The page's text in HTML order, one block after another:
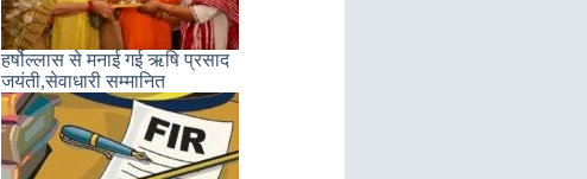
हर्षोल्लास से मनाई गई ऋषि प्रसाद
जयंती,सेवाधारी सम्मानित